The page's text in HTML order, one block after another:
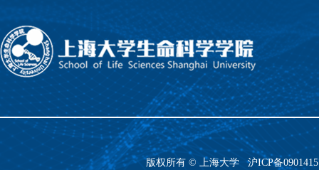
版权所有 © 上海大学
沪ICP备